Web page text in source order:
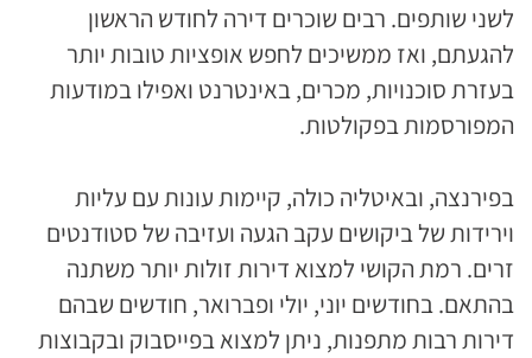
לשני שותפים. רבים שוכרים דירה לחודש הראשון
להגעתם, ואז ממשיכים לחפש אופציות טובות יותר
בעזרת סוכנויות, מכרים, באינטרנט ואפילו במודעות
המפורסמות בפקולטות.
בפירנצה, ובאיטליה כולה, קיימות עונות עם עליות
וירידות של ביקושים עקב הגעה ועזיבה של סטודנטים
זרים. רמת הקושי למצוא דירות זולות יותר משתנה
בהתאם. בחודשים יוני, יולי ופברואר, חודשים שבהם
דירות רבות מתפנות, ניתן למצוא בפייסבוק ובקבוצות